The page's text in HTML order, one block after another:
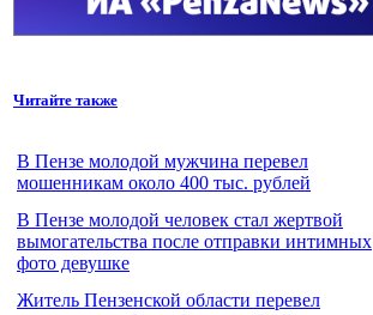
Читайте также
В Пензе молодой мужчина перевел
мошенникам около 400 тыс. рублей
В Пензе молодой человек стал жертвой
вымогательства после отправки интимных
фото девушке
Житель Пензенской области перевел